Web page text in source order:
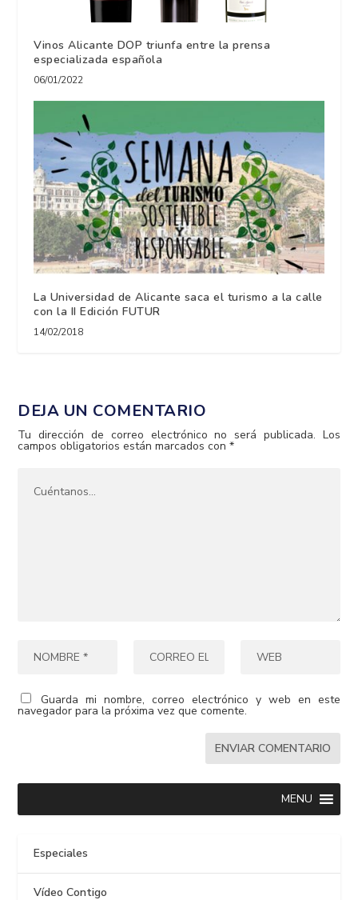
Vinos Alicante DOP triunfa entre la prensa
especializada española
06/01/2022
La Universidad de Alicante saca el turismo a la calle
con la II Edición FUTUR
14/02/2018
DEJA UN COMENTARIO
Tu dirección de correo electrónico no será publicada. Los
campos obligatorios están marcados con*
Guarda mi nombre, correo electrónico y web en este
navegador para la próxima vez que comente.
MENU
Especiales
Vídeo Contigo